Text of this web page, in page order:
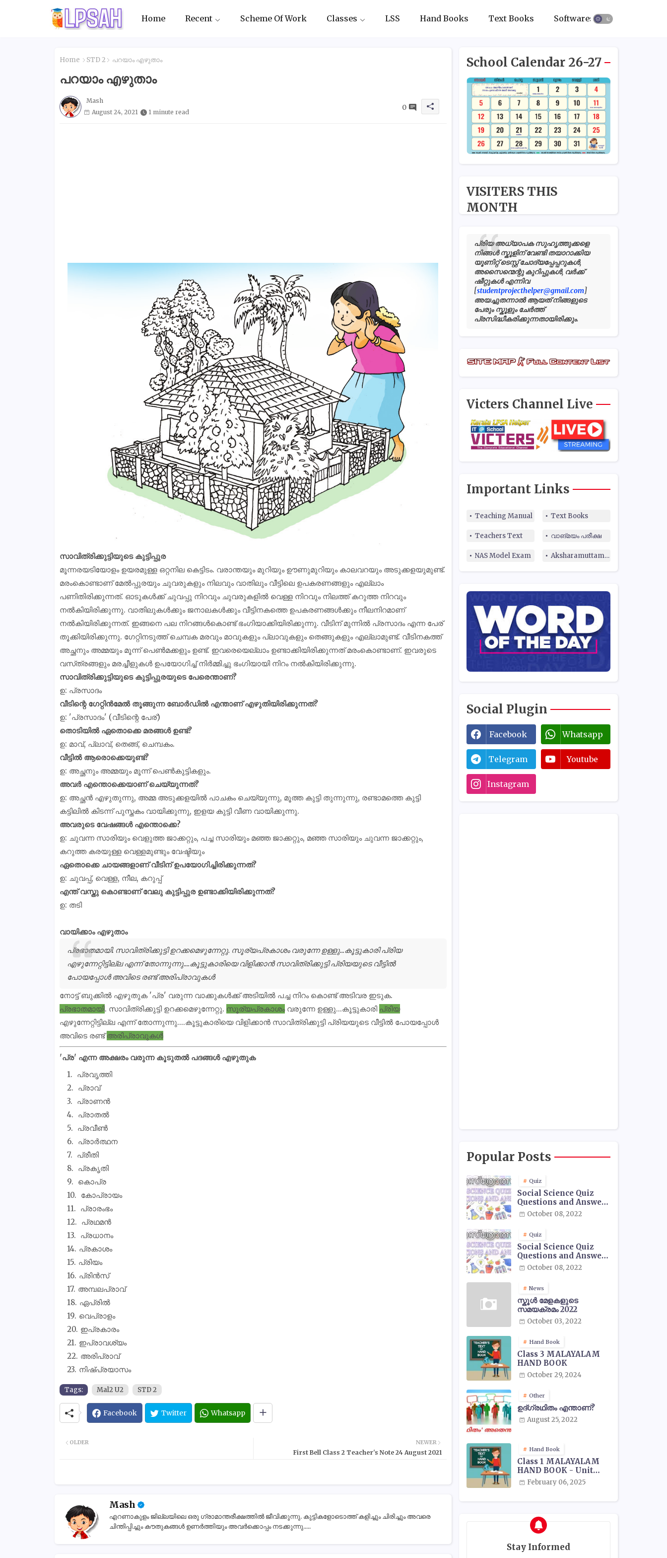
Home Recent Scheme Of Work Classes LSS Hand Books Text Books Softwares
Home STD 2 പറയാം എഴുതാം
പറയാം എഴുതാം
Mash
August 24, 2021
1 minute read
0
സാവിത്രിക്കുട്ടിയുടെ കുട്ടിപ്പുര
മൂന്നരയടിയോളം ഉയരമുള്ള ഒറ്റനില കെട്ടിടം. വരാന്തയും മുറിയും ഊണുമുറിയും കാലവറയും അടുക്കളയുമുണ്ട്.
മരംകൊണ്ടാണ് മേൽപ്പുരയും ചുവരുകളും നിലവും വാതിലും വീട്ടിലെ ഉപകരണങ്ങളും എല്ലാം
പണിതിരിക്കുന്നത്. ഓടുകൾക്ക് ചുവപ്പു നിറവും ചുവരുകളിൽ വെള്ള നിറവും നിലത്ത് കറുത്ത നിറവും
നൽകിയിരിക്കുന്നു. വാതിലുകൾക്കും ജനാലകൾക്കും വീട്ടിനകത്തെ ഉപകരണങ്ങൾക്കും നീലനിറമാണ്
നൽകിയിരിക്കുന്നത്. ഇങ്ങനെ പല നിറങ്ങൾകൊണ്ട് ഭംഗിയാക്കിയിരിക്കുന്നു. വീടിന് മുന്നിൽ പ്രസാദം എന്ന പേര്
തൂക്കിയിരിക്കുന്നു. ഗേറ്റിനടുത്ത് ചെമ്പക മരവും മാവുകളും പ്ലാവുകളും തെങ്ങുകളും എല്ലാമുണ്ട്. വീടിനകത്ത്
അച്ഛനും അമ്മയും മൂന്ന് പെൺമക്കളും ഉണ്ട്. ഇവരെയെല്ലാം ഉണ്ടാക്കിയിരിക്കുന്നത് മരംകൊണ്ടാണ്. ഇവരുടെ
വസ്‌ത്രങ്ങളും മരച്ചീളുകൾ ഉപയോഗിച്ച് നിർമ്മിച്ചു ഭംഗിയായി നിറം നൽകിയിരിക്കുന്നു.
സാവിത്രിക്കുട്ടിയുടെ കുട്ടിപ്പുരയുടെ പേരെന്താണ്?
ഉ: പ്രസാദം
വീടിന്റെ ഗേറ്റിൻമേൽ തൂങ്ങുന്ന ബോർഡിൽ എന്താണ് എഴുതിയിരിക്കുന്നത്?
ഉ: 'പ്രസാദം' (വീടിന്റെ പേര്)
തൊടിയിൽ ഏതൊക്കെ മരങ്ങൾ ഉണ്ട്?
ഉ: മാവ്, പ്ലാവ്, തെങ്ങ്, ചെമ്പകം.
വീട്ടിൽ ആരൊക്കെയുണ്ട്?
ഉ: അച്ഛനും അമ്മയും മൂന്ന് പെൺകുട്ടികളും.
അവർ എന്തൊക്കെയാണ് ചെയ്യുന്നത്?
ഉ: അച്ഛൻ എഴുതുന്നു, അമ്മ അടുക്കളയിൽ പാചകം ചെയ്യുന്നു, മൂത്ത കുട്ടി തുന്നുന്നു, രണ്ടാമത്തെ കുട്ടി
കട്ടിലിൽ കിടന്ന് പുസ്തകം വായിക്കുന്നു, ഇളയ കുട്ടി വീണ വായിക്കുന്നു.
അവരുടെ വേഷങ്ങൾ എന്തൊക്കെ?
ഉ: ചുവന്ന സാരിയും വെളുത്ത ജാക്കറ്റും, പച്ച സാരിയും മഞ്ഞ ജാക്കറ്റും, മഞ്ഞ സാരിയും ചുവന്ന ജാക്കറ്റും,
കറുത്ത കരയുള്ള വെള്ളമുണ്ടും വേഷ്ടിയും
ഏതൊക്കെ ചായങ്ങളാണ് വീടിന് ഉപയോഗിച്ചിരിക്കുന്നത്?
ഉ: ചുവപ്പ്, വെള്ള, നീല, കറുപ്പ്
എന്ത് വസ്തു കൊണ്ടാണ് വേലു കുട്ടിപ്പുര ഉണ്ടാക്കിയിരിക്കുന്നത്?
ഉ: തടി
വായിക്കാം എഴുതാം
പ്രഭാതമായി. സാവിത്രിക്കുട്ടി ഉറക്കമെഴുന്നേറ്റു. സൂര്യപ്രകാശം വരുന്നേ ഉള്ളു...കൂട്ടുകാരി പ്രിയ
എഴുന്നേറ്റിട്ടില്ല എന്ന് തോന്നുന്നു....കൂട്ടുകാരിയെ വിളിക്കാൻ സാവിത്രിക്കുട്ടി പ്രിയയുടെ വീട്ടിൽ
പോയപ്പോൾ അവിടെ രണ്ട് അരിപ്രാവുകൾ
നോട്ട് ബുക്കിൽ എഴുതുക 'പ്ര' വരുന്ന വാക്കുകൾക്ക് അടിയിൽ പച്ച നിറം കൊണ്ട് അടിവര ഇടുക.
പ്രഭാതമായി. സാവിത്രിക്കുട്ടി ഉറക്കമെഴുന്നേറ്റു. സൂര്യപ്രകാശംവരുന്നേ ഉള്ളു...കൂട്ടുകാരി പ്രിയ
എഴുന്നേറ്റിട്ടില്ല എന്ന് തോന്നുന്നു....കൂട്ടുകാരിയെ വിളിക്കാൻ സാവിത്രിക്കുട്ടി പ്രിയയുടെ വീട്ടിൽ പോയപ്പോൾ
അവിടെ രണ്ട്അരിപ്രാവുകൾ
'പ്ര' എന്ന അക്ഷരം വരുന്ന കൂടുതൽ പദങ്ങൾ എഴുതുക
പ്രവൃത്തി
പ്രാവ്
പ്രാണൻ
പ്രാതൽ
പ്രവീൺ
പ്രാർത്ഥന
പ്രീതി
പ്രകൃതി
കൊപ്ര
കോപ്രായം
പ്രാരംഭം
പ്രഥമൻ
പ്രധാനം
പ്രകാശം
പ്രിയം
പ്രിൻസ്
അമ്പലപ്രാവ്
ഏപ്രിൽ
വെപ്രാളം
ഇപ്രകാരം
ഇപ്രാവശ്യം
അരിപ്രാവ്
നിഷ്‌പ്രയാസം
Tags: Mal2 U2 STD 2
Facebook Twitter Whatsapp
NEWER
First Bell Class 2 Teacher's Note 24 August 2021
OLDER
Mash
എറണാകുളം ജില്ലയിലെ ഒരു ഗ്രാമാന്തരീക്ഷത്തിൽ ജീവിക്കുന്നു. കുട്ടികളോടൊത്ത് കളിച്ചും ചിരിച്ചും അവരെ
ചിന്തിപ്പിച്ചും കൗതുകങ്ങൾ ഉണർത്തിയും അവർക്കൊപ്പം നടക്കുന്നു.....
School Calendar 26-27
VISITERS THIS
MONTH
പ്രിയ അധ്യാപക സുഹൃത്തുക്കളെ
നിങ്ങൾ സ്കൂളിന് വേണ്ടി തയാറാക്കിയ
യൂണിറ്റ് ടെസ്റ്റ് ചോദ്യപ്പേപ്പറുകൾ,
അസൈന്മെന്റു കുറിപ്പുകൾ, വർക്ക്
ഷീറ്റുകൾ എന്നിവ
[studentprojecthelper@gmail.com]
അയച്ചുതന്നാൽ ആയത് നിങ്ങളുടെ
പേരും സ്കൂളും ചേർത്ത്
പ്രസിദ്ധീകരിക്കുന്നതായിരിക്കും.
Victers Channel Live
Important Links
Teaching Manual Text Books
Teachers Text വാങ്മയം പരീക്ഷ
NAS Model Exam Aksharamuttam Quiz
Social Plugin
Facebook Whatsapp
Telegram Youtube
Instagram
Popular Posts
Quiz
Social Science Quiz
Questions and Answers
- 01October 08, 2022
Quiz
Social Science Quiz
Questions and Answers
- 02October 08, 2022
News
സ്കൂൾ മേളകളുടെ
സമയക്രമം 2022
October 03, 2022
Hand Book
Class 3 MALAYALAM
HAND BOOK
October 29, 2024
Other
ഉദ്ഗ്രഥിതം എന്താണ്?
August 25, 2022
Hand Book
Class 1 MALAYALAM
HAND BOOK - Unit
WiseFebruary 06, 2025
Stay Informed